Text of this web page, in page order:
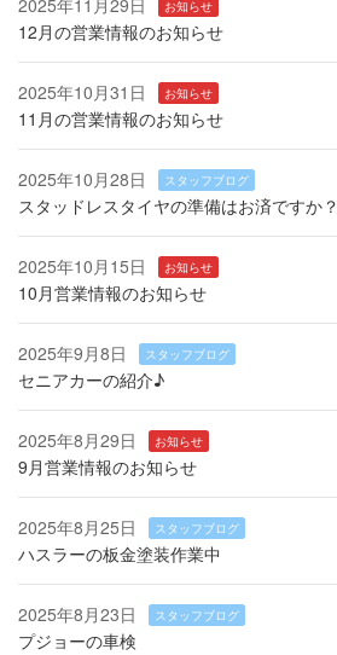
2025年11月29日 お知らせ
12月の営業情報のお知らせ
2025年10月31日 お知らせ
11月の営業情報のお知らせ
2025年10月28日 スタッフブログ
スタッドレスタイヤの準備はお済ですか？
2025年10月15日 お知らせ
10月営業情報のお知らせ
2025年9月8日 スタッフブログ
セニアカーの紹介♪
2025年8月29日 お知らせ
9月営業情報のお知らせ
2025年8月25日 スタッフブログ
ハスラーの板金塗装作業中
2025年8月23日 スタッフブログ
プジョーの車検